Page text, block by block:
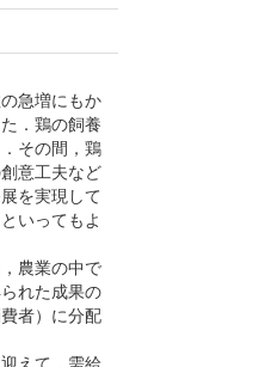
急増にもか
．鶏の飼養
その間，鶏
意工夫など
を実現して
いってもよ
農業の中で
れた成果の
者）に分配
えて，需給